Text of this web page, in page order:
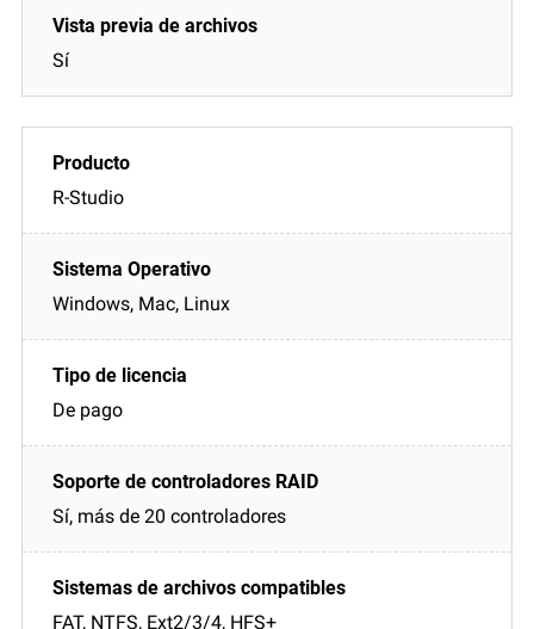
Sí
R-Studio
Windows, Mac, Linux
De pago
Sí, más de 20 controladores
FAT, NTFS, Ext2/3/4, HFS+